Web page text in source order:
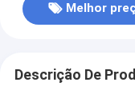
Melhor
Descrição De